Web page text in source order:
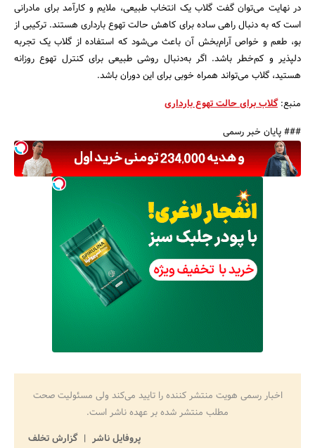
در نهایت می‌توان گفت گلاب یک انتخاب طبیعی، ملایم و کارآمد برای مادرانی
است که به دنبال راهی ساده برای کاهش حالت تهوع بارداری هستند. ترکیبی از
بو، طعم و خواص آرام‌بخش آن باعث می‌شود که استفاده از گلاب یک تجربه
دلپذیر و کم‌خطر باشد. اگر به‌دنبال روشی طبیعی برای کنترل تهوع روزانه
هستید، گلاب می‌تواند همراه خوبی برای این دوران باشد.
منبع:گلاب برای حالت تهوع بارداری
### پایان خبر رسمی
اخبار رسمی هویت منتشر کننده را تایید می‌کند ولی مسئولیت صحت
مطلب منتشر شده بر عهده ناشر است.
پروفایل ناشر
گزارش تخلف